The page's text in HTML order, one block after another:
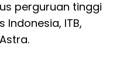
perguruan tinggi
ITB,